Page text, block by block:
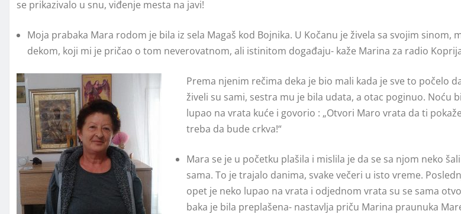
se prikazivalo u snu, viđenje mesta na javi!
Moja prabaka Mara rodom je bila iz sela Magaš kod Bojnika. U Kočanu je živela sa svojim sinom,
dekom, koji mi je pričao o tom neverovatnom, ali istinitom događaju- kaže Marina za radio
Prema njenim rečima deka je bio mali kada je sve to počelo
živeli su sami, sestra mu je bila udata, a otac poginuo. Noću
lupao na vrata kuće i govorio : „Otvori Maro vrata da ti
treba da bude crkva!“
Mara se je u početku plašila i mislila je da se sa njom neko
sama. To je trajalo danima, svake večeri u isto vreme.
opet je neko lupao na vrata i odjednom vrata su se sama
baka je bila preplašena- nastavlja priču Marina praunuka